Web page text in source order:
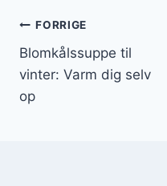
FORRIGE
Blomkålssuppe til
vinter: Varm dig selv
op